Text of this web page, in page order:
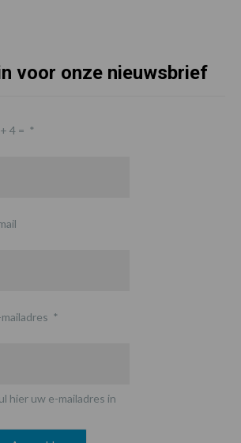
voor onze nieuwsbrief
4 = *
mailadres *
hier uw e-mailadres in